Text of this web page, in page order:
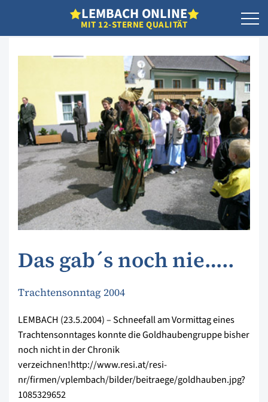
LEMBACH ONLINE
MIT 12-STERNE QUALITÄT
Das gab´s noch nie…..
Trachtensonntag 2004
LEMBACH (23.5.2004) – Schneefall am Vormittag eines
Trachtensonntages konnte die Goldhaubengruppe bisher
noch nicht in der Chronik
verzeichnen!http://www.resi.at/resi-
nr/firmen/vplembach/bilder/beitraege/goldhauben.jpg?
1085329652